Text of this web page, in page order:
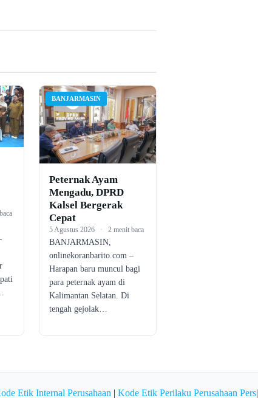
BANJARMASIN
Peternak Ayam
Mengadu, DPRD
Kalsel Bergerak
Cepat
5 Agustus 2026 · 2 menit baca
BANJARMASIN,
onlinekoranbarito.com –
Harapan baru muncul bagi
para peternak ayam di
Kalimantan Selatan. Di
tengah gejolak…
Etik Internal Perusahaan | Kode Etik Perilaku Perusahaan Pers|